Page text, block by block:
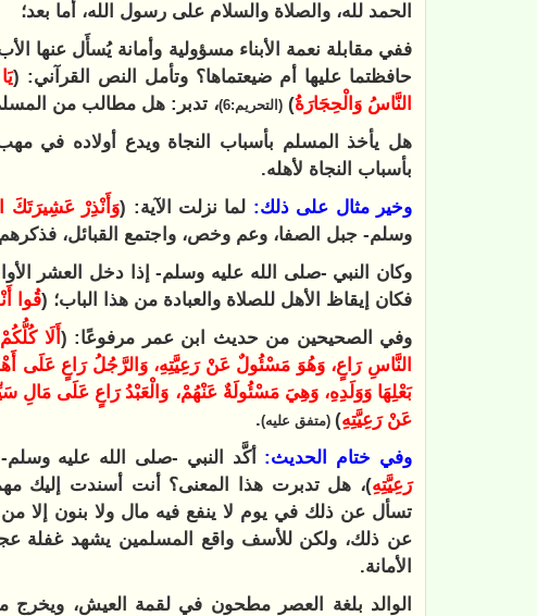
الحمد لله، والصلاة والسلام على رسول الله، أما بعد؛
ففي مقابلة نعمة الأبناء مسؤولية وأمانة يُسأَل عنها
حافظتما عليها أم ضيعتماها؟ وتأمل النص القرآني: (
النَّاسُ وَالْحِجَارَةُ) (التحريم:6 )، تدبر: هل مطالب من
هل يأخذ المسلم بأسباب النجاة ويدع أولاده في
بأسباب النجاة لأهله.
وخير مثال على ذلك: لما نزلت الآية: (‌وَأَنْذِرْ ‌عَشِيرَتَكَ
وسلم- جبل الصفا، وعم وخص، واجتمع القبائل، فذكرهم
وكان النبي -صلى الله عليه وسلم- إذا دخل العشر
فكان إيقاظ الأهل للصلاة والعبادة من هذا الباب؛ (‌قُوا
وفي الصحيحين من حديث ابن عمر مرفوعًا: ( أَلَا
النَّاسِ رَاعٍ، وَهُوَ مَسْئُولٌ عَنْ رَعِيَّتِهِ، وَالرَّجُلُ رَاعٍ عَلَى
بَعْلِهَا وَوَلَدِهِ، وَهِيَ مَسْئُولَةٌ عَنْهُمْ، وَالْعَبْدُ رَاعٍ عَلَى
عَنْ رَعِيَّتِهِ) (متفق عليه).
وفي ختام الحديث: أكَّد النبي -صلى الله عليه
رَعِيَّتِهِ)، هل تدبرت هذا المعنى؟ أنت أسندت إليك
تسأل عن ذلك في يوم لا ينفع فيه مال ولا بنون إلا من
عن ذلك، ولكن للأسف واقع المسلمين يشهد غفلة
الأمانة.
الوالد بلغة العصر مطحون في لقمة العيش، ويخرج